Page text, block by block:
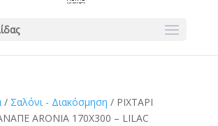
/ Σαλόνι - Διακόσμηση / ΡΙΧΤΑΡΙ
ARONIA 170X300 – LILAC